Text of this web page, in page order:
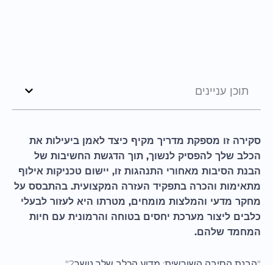
תוכן עניינים
סקירה זו מספקת מדריך מקיף כיצד לאמן ביעילות את
הכלב שלך להפסיק לנשוך, תוך הדגשת החשיבות של
הבנת הסיבות מאחורי התנהגות זו, יישום טכניקות אילוף
מתאימות והכרה בתפקיד העזרה המקצועית. בהתבסס על
מחקר מדעי והמלצות מומחים, מטרתו היא לעזור לבעלי
כלבים ליצור מערכת יחסים בטוחה והרמונית עם חיות
המחמד שלהם.